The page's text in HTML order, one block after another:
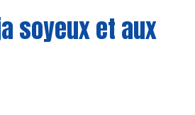
soyeux et aux